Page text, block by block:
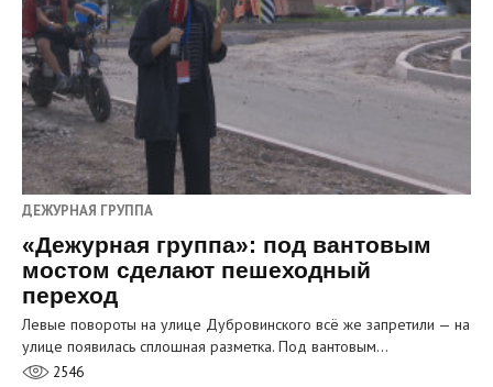
ДЕЖУРНАЯ ГРУППА
«Дежурная группа»: под вантовым
мостом сделают пешеходный
переход
Левые повороты на улице Дубровинского всё же запретили — на
улице появилась сплошная разметка. Под вантовым…
2546